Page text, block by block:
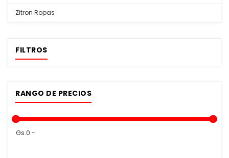
Zitron Ropas
FILTROS
RANGO DE PRECIOS
Gs.0 -